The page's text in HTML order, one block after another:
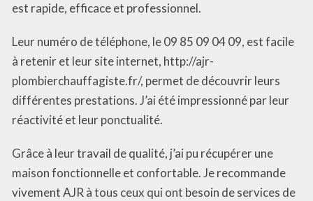
est rapide, efficace et professionnel.
Leur numéro de téléphone, le 09 85 09 04 09, est facile
à retenir et leur site internet, http://ajr-
plombierchauffagiste.fr/, permet de découvrir leurs
différentes prestations. J’ai été impressionné par leur
réactivité et leur ponctualité.
Grâce à leur travail de qualité, j’ai pu récupérer une
maison fonctionnelle et confortable. Je recommande
vivement AJR à tous ceux qui ont besoin de services de